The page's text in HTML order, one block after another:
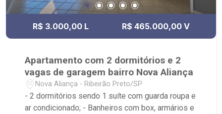
R$ 3.000,00 L R$ 465.000,00 V
Apartamento com 2 dormitórios e 2
vagas de garagem bairro Nova Aliança
Nova Aliança - Ribeirão Preto/SP
- 2 dormitórios sendo 1 suíte com guarda roupa e
ar condicionado; - Banheiros com box, armários e